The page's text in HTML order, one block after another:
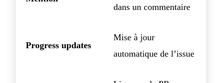
dans un commentaire
Progress updates
Mise à jour
automatique de l’issue